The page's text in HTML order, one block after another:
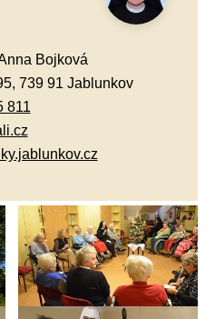
Bojková
739 91 Jablunkov
811